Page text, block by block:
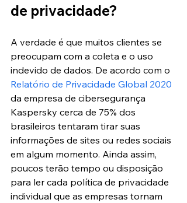
de privacidade?
A verdade é que muitos clientes se
preocupam com a coleta e o uso
indevido de dados. De acordo com o
Relatório de Privacidade Global 2020
da empresa de cibersegurança
Kaspersky cerca de 75% dos
brasileiros tentaram tirar suas
informações de sites ou redes sociais
em algum momento. Ainda assim,
poucos terão tempo ou disposição
para ler cada política de privacidade
individual que as empresas tornam